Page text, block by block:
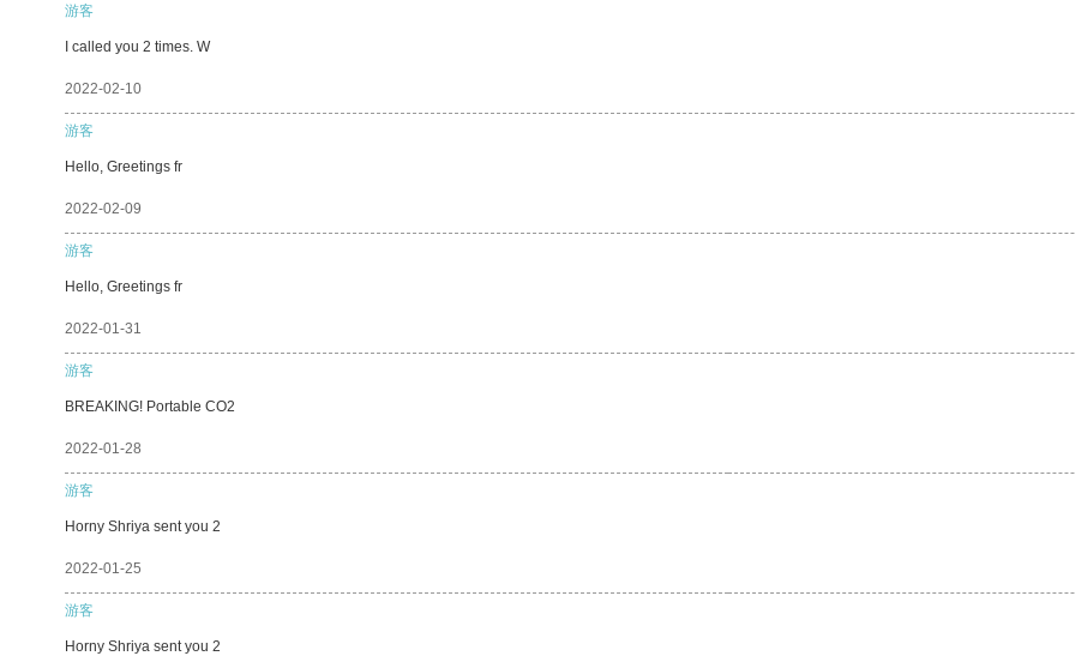
游客
I called you 2 times. W
2022-02-10
游客
Hello, Greetings fr
2022-02-09
游客
Hello, Greetings fr
2022-01-31
游客
BREAKING! Portable CO2
2022-01-28
游客
Horny Shriya sent you 2
2022-01-25
游客
Horny Shriya sent you 2